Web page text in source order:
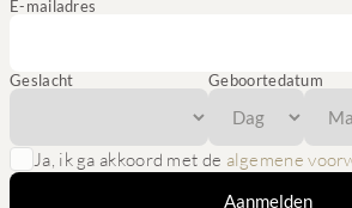
E-mailadres
Geslacht Geboortedatum
Ja, ik ga akkoord met de algemene
Aanmelden